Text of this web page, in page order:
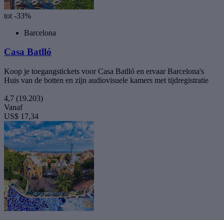
tot -33%
Barcelona
Casa Batlló
Koop je toegangstickets voor Casa Batlló en ervaar Barcelona's
Huis van de botten en zijn audiovisuele kamers met tijdregistratie
4,7 (19.203)
Vanaf
US$ 17,34